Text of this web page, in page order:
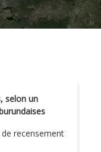
selon un
recensement